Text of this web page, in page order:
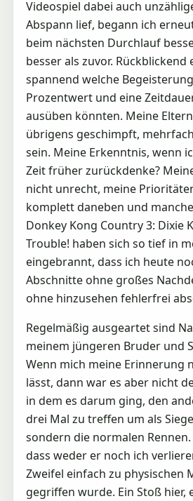
Videospiel dabei auch
Abspann lief, begann ich
beim nächsten Durchlauf
besser als zuvor. Rückblickend
spannend welche
Prozentwert und eine
ausüben könnten. Meine
übrigens geschimpft,
sein. Meine Erkenntnis, wenn
Zeit früher zurückdenke?
nicht unrecht, meine
komplett daneben und
Donkey Kong Country 3: Dixie
Trouble! haben sich so tief in
eingebrannt, dass ich heute
Abschnitte ohne großes
ohne hinzusehen fehlerfrei
Regelmäßig ausgeartet sind
meinem jüngeren Bruder und
Wenn mich meine Erinnerung
lässt, dann war es aber nicht
in dem es darum ging, den
drei Mal zu treffen um als
sondern die normalen
dass weder er noch ich
Zweifel einfach zu physischen
gegriffen wurde. Ein Stoß hier,